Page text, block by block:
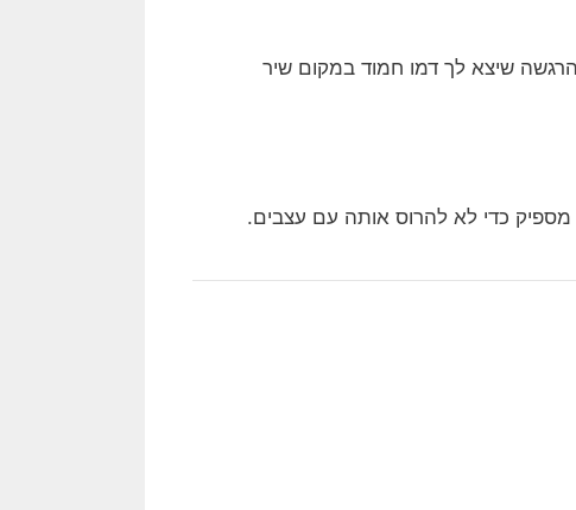
שיצא לך דמו חמוד במקום שיר
כדי לא להרוס אותה עם עצבים.